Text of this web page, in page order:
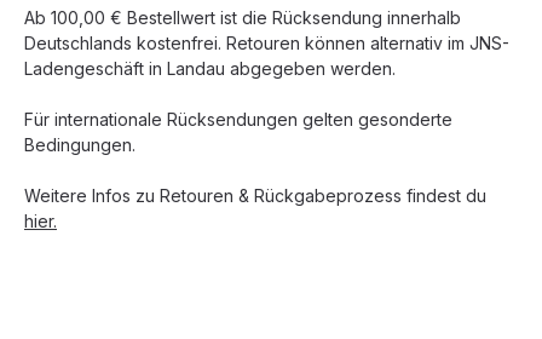
Ab 100,00 € Bestellwert ist die Rücksendung innerhalb
Deutschlands kostenfrei. Retouren können alternativ im JNS-
Ladengeschäft in Landau abgegeben werden.
Für internationale Rücksendungen gelten gesonderte
Bedingungen.
Weitere Infos zu Retouren & Rückgabeprozess findest du
hier.